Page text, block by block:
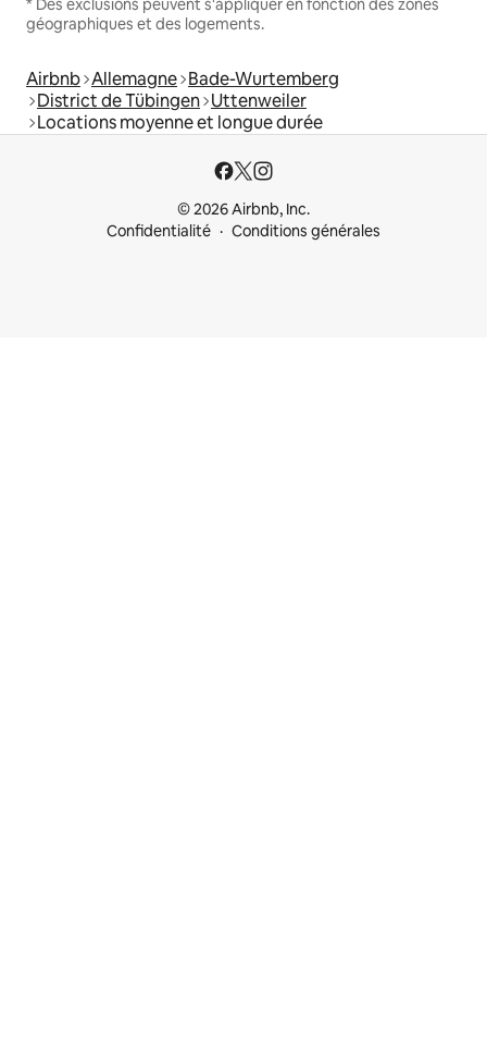
* Des exclusions peuvent s'appliquer en fonction des zones
géographiques et des logements.
Airbnb Allemagne Bade-Wurtemberg
District de Tübingen Uttenweiler
Locations moyenne et longue durée
© 2026 Airbnb, Inc.
Confidentialité
Conditions générales